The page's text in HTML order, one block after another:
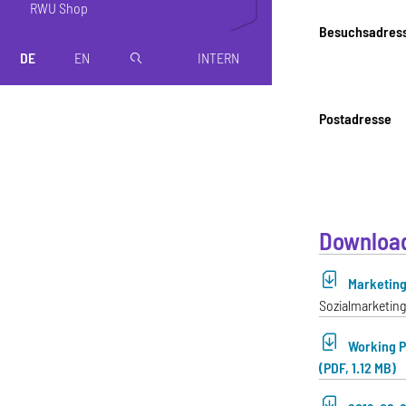
RWU Shop
DE EN magnifier INTERN
Postadresse
Sozialmarketing
Working
(PDF, 1.12 MB)